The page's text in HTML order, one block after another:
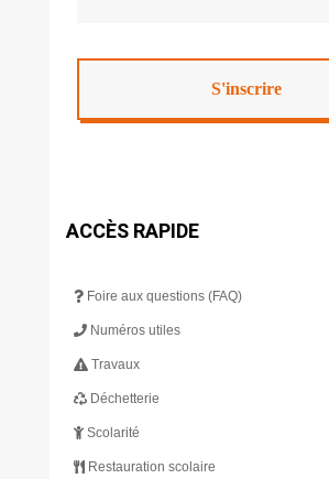
ACCÈS RAPIDE
Foire aux questions (FAQ)
Numéros utiles
Travaux
Déchetterie
Scolarité
Restauration scolaire